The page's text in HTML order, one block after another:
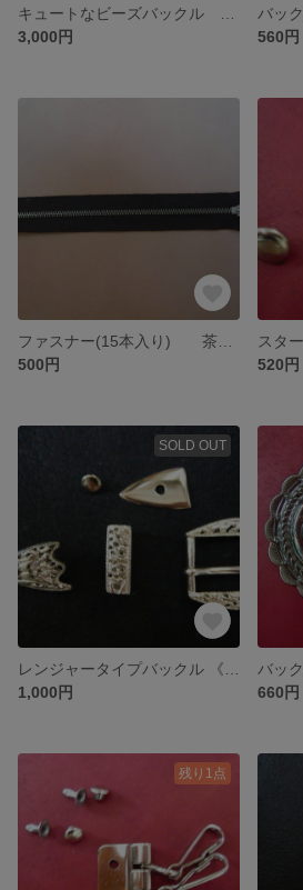
3,000円
560円
500円
520円
SOLD OUT
1,000円
バッ
660円
残り1点